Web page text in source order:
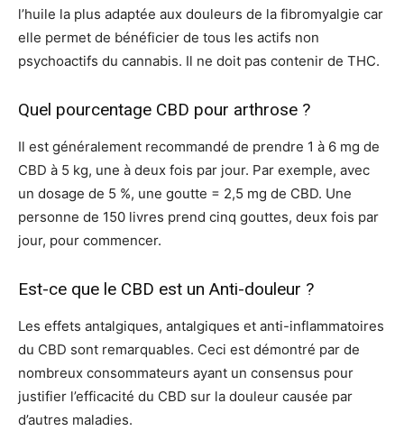
l’huile la plus adaptée aux douleurs de la fibromyalgie car
elle permet de bénéficier de tous les actifs non
psychoactifs du cannabis. Il ne doit pas contenir de THC.
Quel pourcentage CBD pour arthrose ?
Il est généralement recommandé de prendre 1 à 6 mg de
CBD à 5 kg, une à deux fois par jour. Par exemple, avec
un dosage de 5 %, une goutte = 2,5 mg de CBD. Une
personne de 150 livres prend cinq gouttes, deux fois par
jour, pour commencer.
Est-ce que le CBD est un Anti-douleur ?
Les effets antalgiques, antalgiques et anti-inflammatoires
du CBD sont remarquables. Ceci est démontré par de
nombreux consommateurs ayant un consensus pour
justifier l’efficacité du CBD sur la douleur causée par
d’autres maladies.